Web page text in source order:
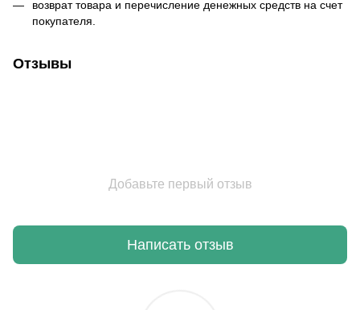
возврат товара и перечисление денежных средств на счет
покупателя.
Отзывы
Добавьте первый отзыв
Написать отзыв